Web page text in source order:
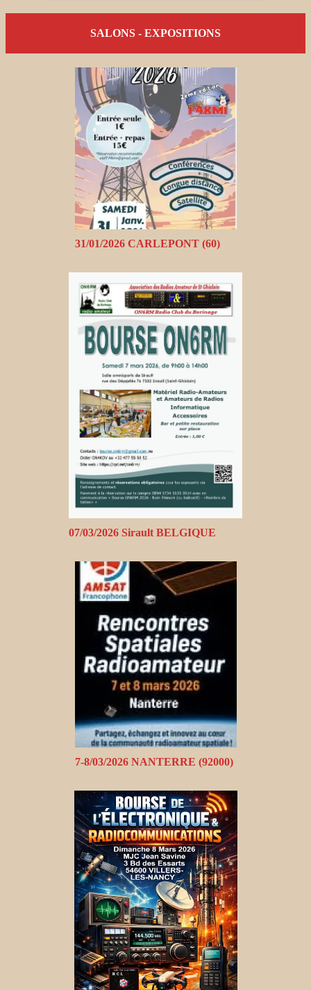
SALONS - EXPOSITIONS
31/01/2026 CARLEPONT (60)
07/03/2026 Sirault BELGIQUE
7-8/03/2026 NANTERRE (92000)